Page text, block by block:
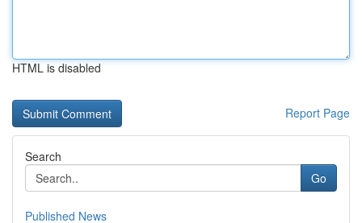
HTML is disabled
Report Page
Search
Go
Published News